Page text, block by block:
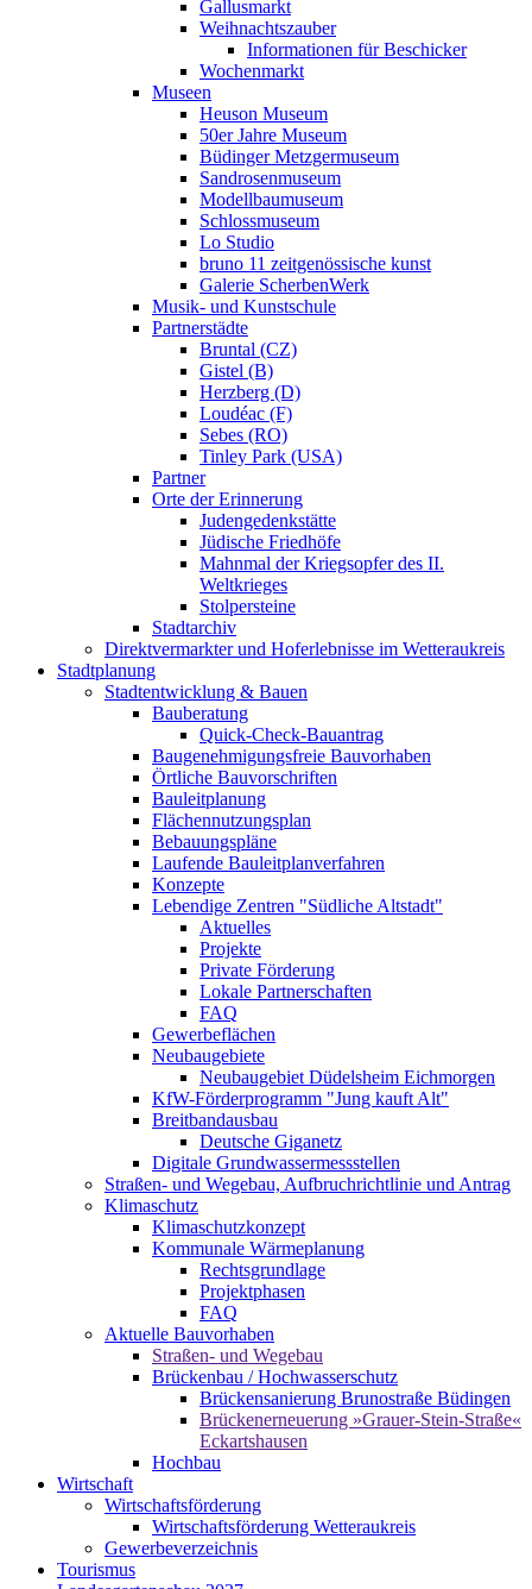
Gallusmarkt
Weihnachtszauber
Informationen für Beschicker
Wochenmarkt
Museen
Heuson Museum
50er Jahre Museum
Büdinger Metzgermuseum
Sandrosenmuseum
Modellbaumuseum
Schlossmuseum
Lo Studio
bruno 11 zeitgenössische kunst
Galerie ScherbenWerk
Musik- und Kunstschule
Partnerstädte
Bruntal (CZ)
Gistel (B)
Herzberg (D)
Loudéac (F)
Sebes (RO)
Tinley Park (USA)
Partner
Orte der Erinnerung
Judengedenkstätte
Jüdische Friedhöfe
Mahnmal der Kriegsopfer des II.
Weltkrieges
Stolpersteine
Stadtarchiv
Direktvermarkter und Hoferlebnisse im Wetteraukreis
Stadtplanung
Stadtentwicklung & Bauen
Bauberatung
Quick-Check-Bauantrag
Baugenehmigungsfreie Bauvorhaben
Örtliche Bauvorschriften
Bauleitplanung
Flächennutzungsplan
Bebauungspläne
Laufende Bauleitplanverfahren
Konzepte
Lebendige Zentren "Südliche Altstadt"
Aktuelles
Projekte
Private Förderung
Lokale Partnerschaften
FAQ
Gewerbeflächen
Neubaugebiete
Neubaugebiet Düdelsheim Eichmorgen
KfW-Förderprogramm "Jung kauft Alt"
Breitbandausbau
Deutsche Giganetz
Digitale Grundwassermessstellen
Straßen- und Wegebau, Aufbruchrichtlinie und Antrag
Klimaschutz
Klimaschutzkonzept
Kommunale Wärmeplanung
Rechtsgrundlage
Projektphasen
FAQ
Aktuelle Bauvorhaben
Straßen- und Wegebau
Brückenbau / Hochwasserschutz
Brückensanierung Brunostraße Büdingen
Brückenerneuerung »Grauer-Stein-Straße«
Eckartshausen
Hochbau
Wirtschaft
Wirtschaftsförderung
Wirtschaftsförderung Wetteraukreis
Gewerbeverzeichnis
Tourismus